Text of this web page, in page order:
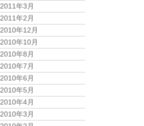
2011年3月
2011年2月
2010年12月
2010年10月
2010年8月
2010年7月
2010年6月
2010年5月
2010年4月
2010年3月